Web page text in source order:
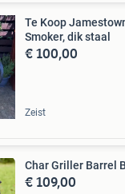
Te Koop
Smoker, dik staal
€ 100,00
Zeist
Char Griller Barrel
€ 109,00